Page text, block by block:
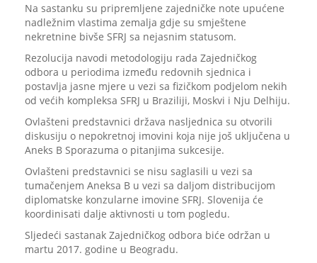
Na sastanku su pripremljene zajedničke note upućene
nadležnim vlastima zemalja gdje su smještene
nekretnine bivše SFRJ sa nejasnim statusom.
Rezolucija navodi metodologiju rada Zajedničkog
odbora u periodima između redovnih sjednica i
postavlja jasne mjere u vezi sa fizičkom podjelom nekih
od većih kompleksa SFRJ u Braziliji, Moskvi i Nju Delhiju.
Ovlašteni predstavnici država nasljednica su otvorili
diskusiju o nepokretnoj imovini koja nije još uključena u
Aneks B Sporazuma o pitanjima sukcesije.
Ovlašteni predstavnici se nisu saglasili u vezi sa
tumačenjem Aneksa B u vezi sa daljom distribucijom
diplomatske konzularne imovine SFRJ. Slovenija će
koordinisati dalje aktivnosti u tom pogledu.
Sljedeći sastanak Zajedničkog odbora biće održan u
martu 2017. godine u Beogradu.